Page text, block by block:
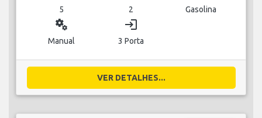
5 2 Gasolina
miscellaneous_services
Manual
login
3 Porta
VER DETALHES...